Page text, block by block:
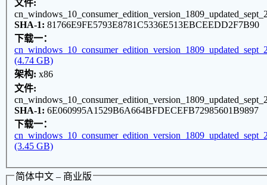
文件:
SHA-1: 81766E9FE5793E8781C5336E513EBCEEDD2F7B90
下载一：
(4.74 GB)
架构: x86
文件:
SHA-1: 6E060995A1529B6A664BFDECEFB72985601B9897
下载一：
(3.45 GB)
简体中文 – 商业版